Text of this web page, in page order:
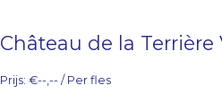
Château de la
Prijs: €--,-- / Per fles